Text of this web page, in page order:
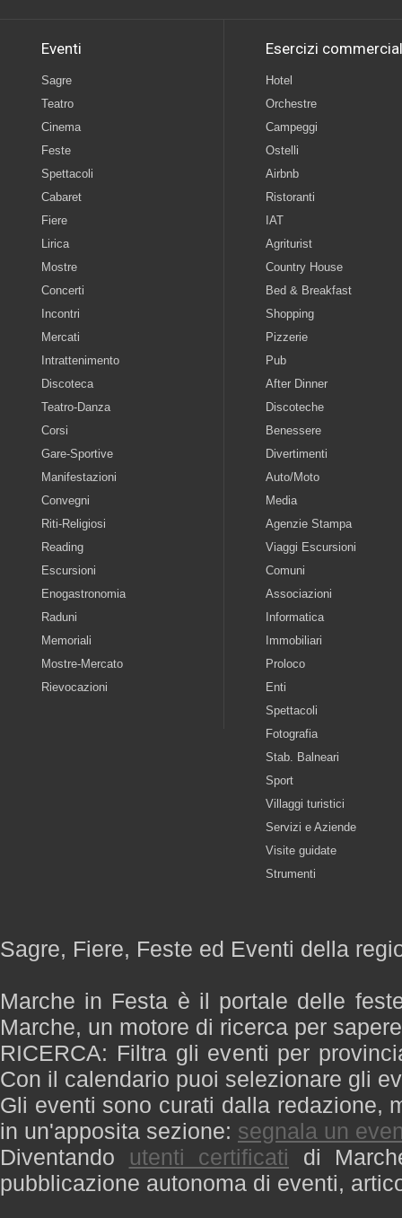
Eventi
Sagre
Teatro
Cinema
Feste
Spettacoli
Cabaret
Fiere
Lirica
Mostre
Concerti
Incontri
Mercati
Intrattenimento
Discoteca
Teatro-Danza
Corsi
Gare-Sportive
Manifestazioni
Convegni
Riti-Religiosi
Reading
Escursioni
Enogastronomia
Raduni
Memoriali
Mostre-Mercato
Rievocazioni
Esercizi
Hotel
Orchestre
Campeggi
Ostelli
Airbnb
Ristoranti
IAT
Agriturist
Country House
Bed & Breakfast
Shopping
Pizzerie
Pub
After Dinner
Discoteche
Benessere
Divertimenti
Auto/Moto
Media
Agenzie Stampa
Viaggi Escursioni
Comuni
Associazioni
Informatica
Immobiliari
Proloco
Enti
Spettacoli
Fotografia
Stab. Balneari
Sport
Villaggi turistici
Servizi e Aziende
Visite guidate
Strumenti
Sagre, Fiere, Feste ed Eventi della
Marche in Festa è il portale delle
Marche, un motore di ricerca per
RICERCA: Filtra gli eventi per
Con il calendario puoi selezionare gli
Gli eventi sono curati dalla redazione,
in un'apposita sezione: segnala un
Diventando utenti certificati di
pubblicazione autonoma di eventi,